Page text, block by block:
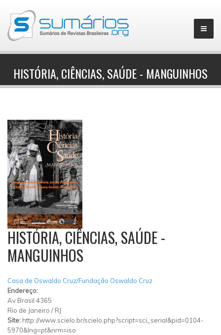
▼
HISTÓRIA, CIÊNCIAS, SAÚDE - MANGUINHOS
HISTÓRIA, CIÊNCIAS, SAÚDE -
MANGUINHOS
Casa de Oswaldo Cruz/Fundação Oswaldo Cruz
Endereço:
Av Brasil 4365
Rio de Janeiro / RJ
Site: http://www.scielo.br/scielo.php?script=sci_serial&pid=0104-
5970&lng=pt&nrm=iso